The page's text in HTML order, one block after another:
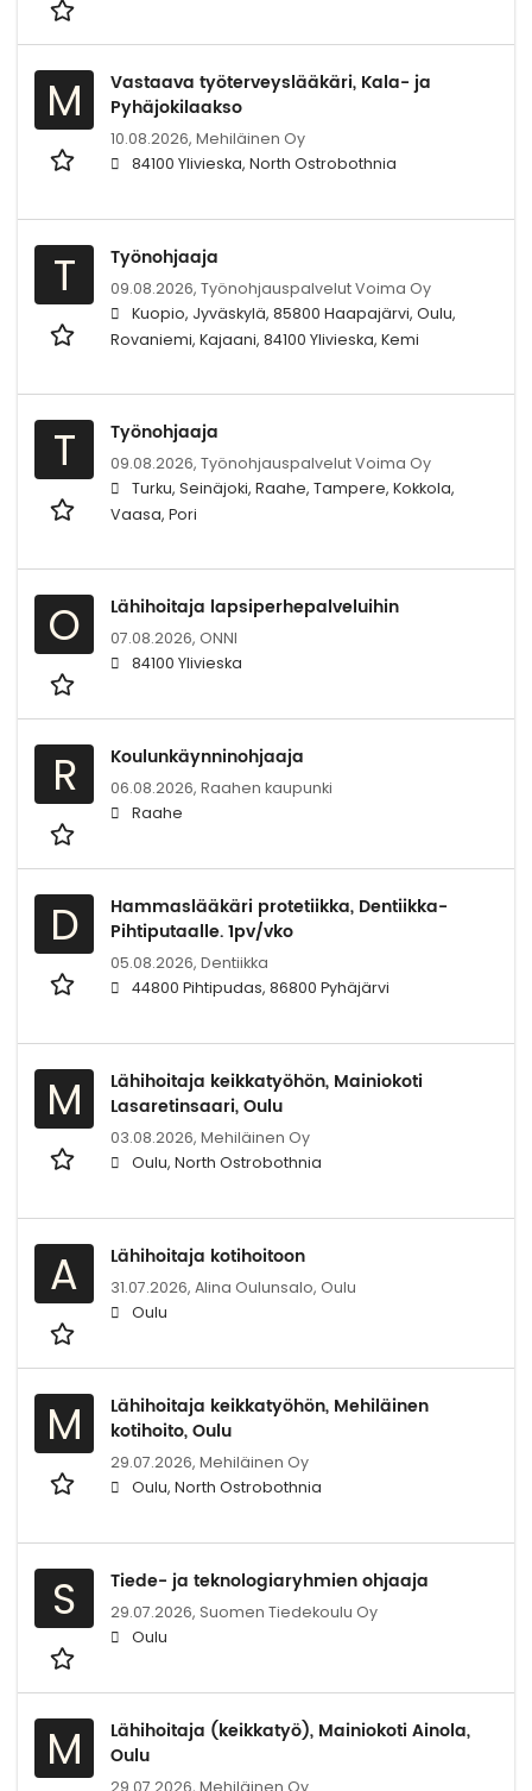
M
Vastaava työterveyslääkäri, Kala- ja
Pyhäjokilaakso
10.08.2026, Mehiläinen Oy
84100 Ylivieska, North Ostrobothnia
T Työnohjaaja
09.08.2026, Työnohjauspalvelut Voima Oy
Kuopio, Jyväskylä, 85800 Haapajärvi, Oulu,
Rovaniemi, Kajaani, 84100 Ylivieska, Kemi
T Työnohjaaja
09.08.2026, Työnohjauspalvelut Voima Oy
Turku, Seinäjoki, Raahe, Tampere, Kokkola,
Vaasa, Pori
O Lähihoitaja lapsiperhepalveluihin
07.08.2026, ONNI
84100 Ylivieska
R Koulunkäynninohjaaja
06.08.2026, Raahen kaupunki
Raahe
D
Hammaslääkäri protetiikka, Dentiikka-
Pihtiputaalle. 1pv/vko
05.08.2026, Dentiikka
44800 Pihtipudas, 86800 Pyhäjärvi
M
Lähihoitaja keikkatyöhön, Mainiokoti
Lasaretinsaari, Oulu
03.08.2026, Mehiläinen Oy
Oulu, North Ostrobothnia
A Lähihoitaja kotihoitoon
31.07.2026, Alina Oulunsalo, Oulu
Oulu
M
Lähihoitaja keikkatyöhön, Mehiläinen
kotihoito, Oulu
29.07.2026, Mehiläinen Oy
Oulu, North Ostrobothnia
S Tiede- ja teknologiaryhmien ohjaaja
29.07.2026, Suomen Tiedekoulu Oy
Oulu
M
Lähihoitaja (keikkatyö), Mainiokoti Ainola,
Oulu
29.07.2026, Mehiläinen Oy